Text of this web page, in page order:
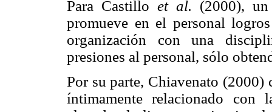
Para Castillo et al. (2000),
promueve en el personal
organización con una
presiones al personal, sólo
Por su parte, Chiavenato (2000)
íntimamente relacionado